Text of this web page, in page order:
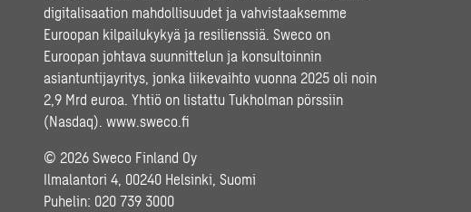
digitalisaation mahdollisuudet ja vahvistaaksemme
Euroopan kilpailukykyä ja resilienssiä. Sweco on
Euroopan johtava suunnittelun ja konsultoinnin
asiantuntijayritys, jonka liikevaihto vuonna 2025 oli noin
2,9 Mrd euroa. Yhtiö on listattu Tukholman pörssiin
(Nasdaq). www.sweco.fi
© 2026 Sweco Finland Oy
Ilmalantori 4, 00240 Helsinki, Suomi
Puhelin: 020 739 3000